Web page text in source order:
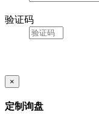
验证码
×
定制询盘